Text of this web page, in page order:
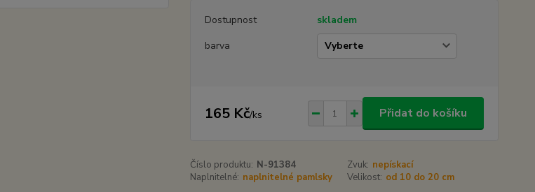
Dostupnost
skladem
barva
165 Kč/ks Přidat do košíku
Číslo produktu: N-91384 Zvuk: nepískací
Naplnitelné: naplnitelné pamlsky Velikost: od 10 do 20 cm